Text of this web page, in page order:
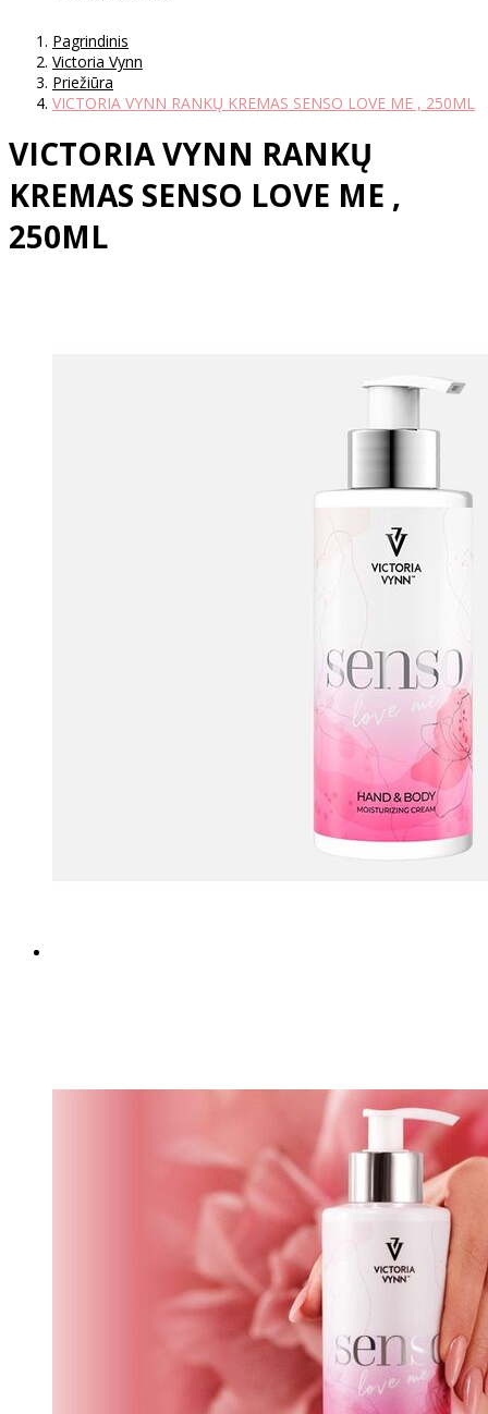
Pagrindinis
Victoria Vynn
Priežiūra
VICTORIA VYNN RANKŲ KREMAS SENSO LOVE ME , 250ML
VICTORIA VYNN RANKŲ
KREMAS SENSO LOVE ME ,
250ML